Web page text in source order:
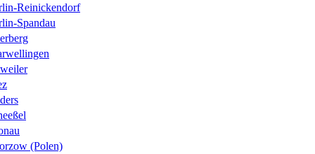
Reinickendorf
Spandau
(Polen)